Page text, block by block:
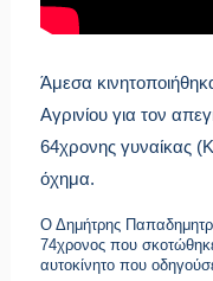
Άμεσα
Αγρινίουγια τον
64χρονης γυναίκας
όχημα.
Ο Δημήτρης
74χρονος που
αυτοκίνητο που